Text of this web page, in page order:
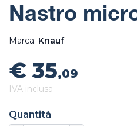
Nastro
Marca: Knauf
€ 35,09
IVA inclusa
Quantità